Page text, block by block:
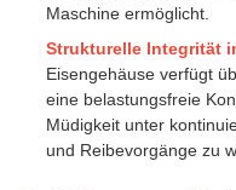
Maschine ermöglicht.
Strukturelle Integrität
Eisengehäuse verfügt
eine belastungsfreie
Müdigkeit unter
und Reibevorgänge zu